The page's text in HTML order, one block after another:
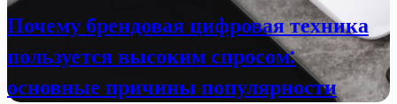
Почему брендовая цифровая техника
пользуется высоким спросом:
основные причины популярности